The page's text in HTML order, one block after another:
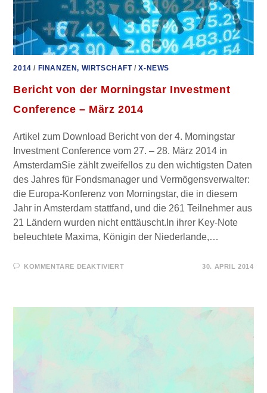
2014 / FINANZEN, WIRTSCHAFT/X-NEWS
Bericht von der Morningstar Investment
Conference – März 2014
Artikel zum Download Bericht von der 4. Morningstar
Investment Conference vom 27. – 28. März 2014 in
AmsterdamSie zählt zweifellos zu den wichtigsten Daten
des Jahres für Fondsmanager und Vermögensverwalter:
die Europa-Konferenz von Morningstar, die in diesem
Jahr in Amsterdam stattfand, und die 261 Teilnehmer aus
21 Ländern wurden nicht enttäuscht.In ihrer Key-Note
beleuchtete Maxima, Königin der Niederlande,…
KOMMENTARE DEAKTIVIERTFÜR
2014
30. APRIL 2014